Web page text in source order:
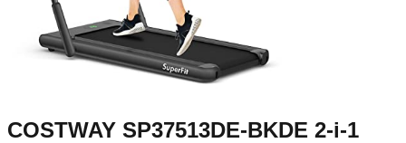
COSTWAY SP37513DE-BKDE 2-i-1